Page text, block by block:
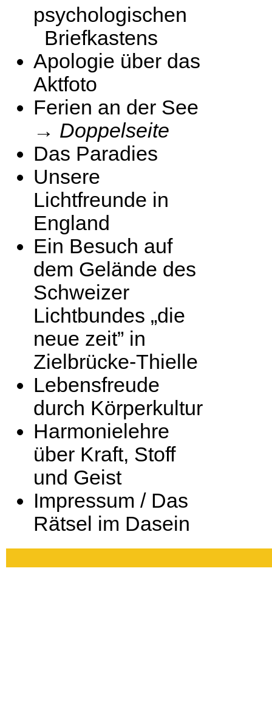
psychologischen
Briefkastens
Apologie über das
Aktfoto
Ferien an der See
→ Doppelseite
Das Paradies
Unsere
Lichtfreunde in
England
Ein Besuch auf
dem Gelände des
Schweizer
Lichtbundes „die
neue zeit” in
Zielbrücke-Thielle
Lebensfreude
durch Körperkultur
Harmonielehre
über Kraft, Stoff
und Geist
Impressum / Das
Rätsel im Dasein